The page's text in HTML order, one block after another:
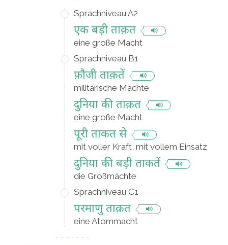
Sprachniveau A2
एक बड़ी ताक़त
eine große Macht
Sprachniveau B1
फ़ौजी ताक़तें
militärische Mächte
दुनिया की ताक़त
eine große Macht
पूरी ताकत से
mit voller Kraft, mit vollem Einsatz
दुनिया की बड़ी ताकतें
die Großmächte
Sprachniveau C1
परमाणु ताक़त
eine Atommacht